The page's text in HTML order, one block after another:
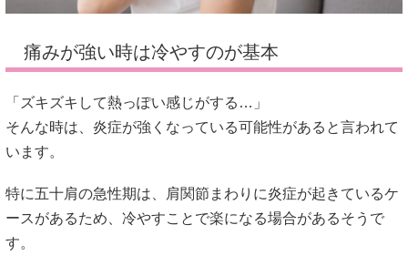
痛みが強い時は冷やすのが基本
「ズキズキして熱っぽい感じがする…」
そんな時は、炎症が強くなっている可能性があると言われて
います。
特に五十肩の急性期は、肩関節まわりに炎症が起きているケ
ースがあるため、冷やすことで楽になる場合があるそうで
す。